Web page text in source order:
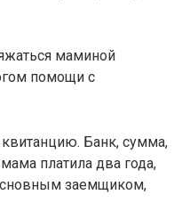
маминой
помощи с
Банк, сумма,
платила два года,
заемщиком,